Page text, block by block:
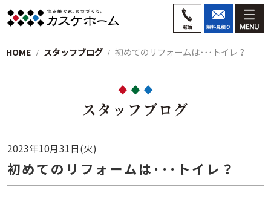
HOME スタッフブログ 初めてのリフォームは･･･トイレ？
スタッフブログ
2023年10月31日(火)
初めてのリフォームは･･･トイレ？